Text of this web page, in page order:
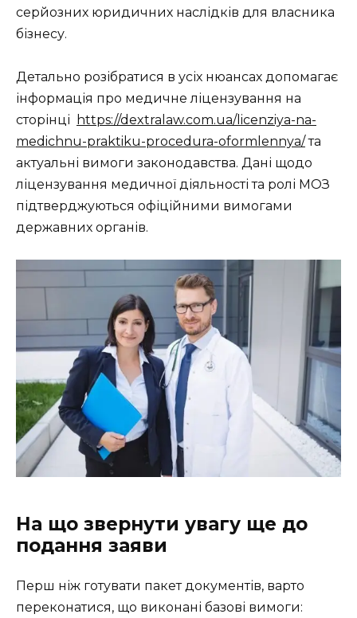
серйозних юридичних наслідків для власника
бізнесу.
Детально розібратися в усіх нюансах допомагає
інформація про медичне ліцензування на
сторінці
https://dextralaw.com.ua/licenziya-na-
medichnu-praktiku-procedura-oformlennya/та
актуальні вимоги законодавства. Дані щодо
ліцензування медичної діяльності та ролі МОЗ
підтверджуються офіційними вимогами
державних органів.
На що звернути увагу ще до
подання заяви
Перш ніж готувати пакет документів, варто
переконатися, що виконані базові вимоги: